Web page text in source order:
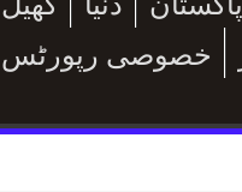
خصوصی رپورٹس